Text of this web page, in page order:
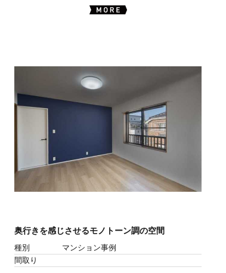
奥行きを感じさせるモノトーン調の空間
種別
マンション事例
間取り